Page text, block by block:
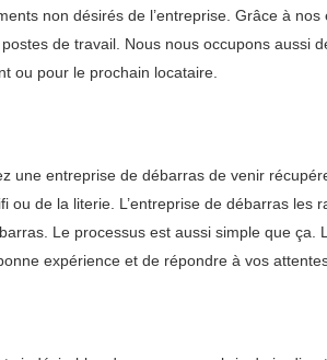
non désirés de l’entreprise. Grâce à
de travail. Nous nous occupons
ou pour le prochain locataire.
une entreprise de débarras de venir
de la literie. L’entreprise de débarras
Le processus est aussi simple que
expérience et de répondre à vos